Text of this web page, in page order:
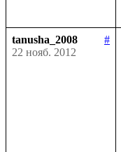
tanusha_2008
#
22 нояб. 2012